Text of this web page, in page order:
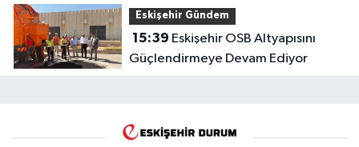
Eskişehir Gündem
15:39
Güçlendirmeye Devam Ediyor